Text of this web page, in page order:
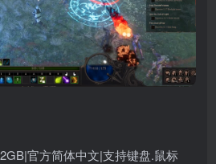
官方简体中文|支持键盘.鼠标